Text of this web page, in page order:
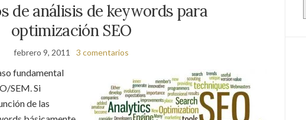
de análisis de keywords para
optimización SEO
febrero 9, 2011 3 comentarios
fundamental
SEM. Si
de las